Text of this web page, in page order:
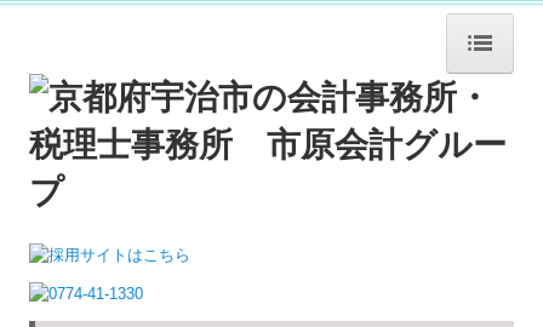
ホーム
法人概要
企業理念
職員紹介